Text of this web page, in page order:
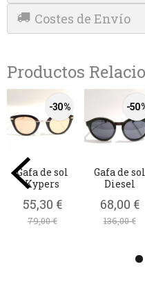
Costes de Envío
Productos
-30 %
Gafa de sol
Kypers
55,30 €
79,00 €
-50
Gafa de sol
Diesel
68,00 €
136,00 €